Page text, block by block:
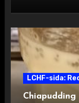
LCHF-sida:
Chiapudding